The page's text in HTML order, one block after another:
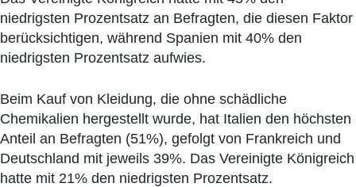
niedrigsten Prozentsatz an Befragten, die diesen Faktor
berücksichtigen, während Spanien mit 40% den
niedrigsten Prozentsatz aufwies.
Beim Kauf von Kleidung, die ohne schädliche
Chemikalien hergestellt wurde, hat Italien den höchsten
Anteil an Befragten (51%), gefolgt von Frankreich und
Deutschland mit jeweils 39%. Das Vereinigte Königreich
hatte mit 21% den niedrigsten Prozentsatz.